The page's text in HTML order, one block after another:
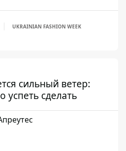
UKRAINIAN FASHION WEEK
сильный ветер:
успеть сделать